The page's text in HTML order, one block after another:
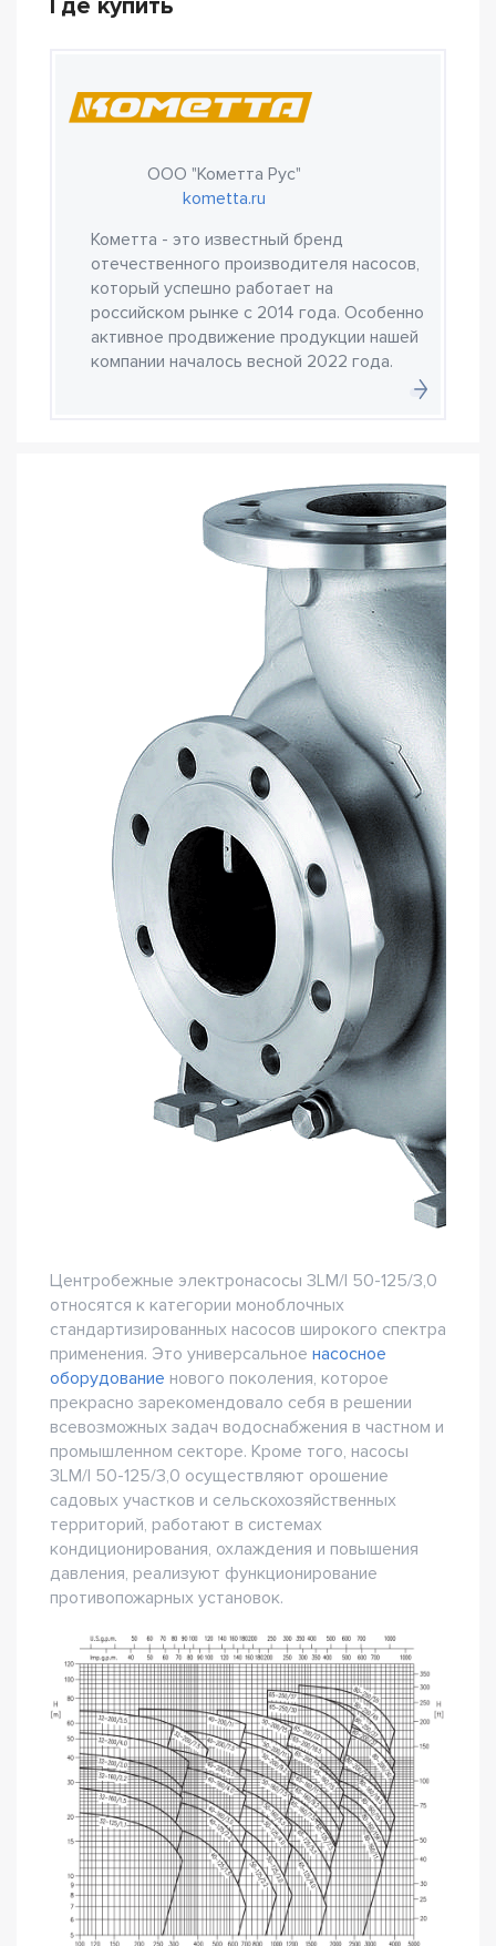
Где купить
ООО "Кометта Рус"
kometta.ru
Кометта - это известный бренд
отечественного производителя насосов,
который успешно работает на
российском рынке с 2014 года. Особенно
активное продвижение продукции нашей
компании началось весной 2022 года.
Центробежные электронасосы 3LM/I 50-125/3,0
относятся к категории моноблочных
стандартизированных насосов широкого спектра
применения. Это универсальное насосное
оборудование нового поколения, которое
прекрасно зарекомендовало себя в решении
всевозможных задач водоснабжения в частном и
промышленном секторе. Кроме того, насосы
3LM/I 50-125/3,0 осуществляют орошение
садовых участков и сельскохозяйственных
территорий, работают в системах
кондиционирования, охлаждения и повышения
давления, реализуют функционирование
противопожарных установок.